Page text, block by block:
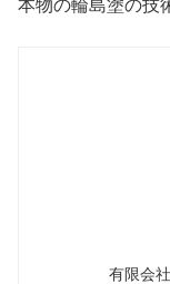
本物の輪島塗の技
有限会